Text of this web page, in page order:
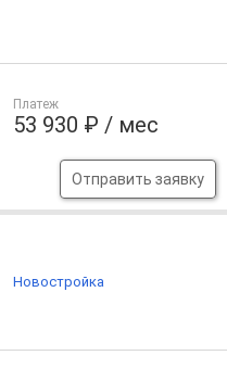
Платеж
53 930 ₽ / мес
Отправить заявку
Новостройка